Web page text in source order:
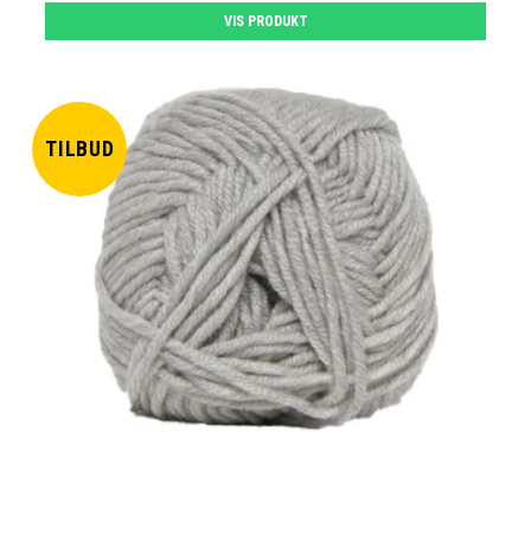
VIS PRODUKT
TILBUD